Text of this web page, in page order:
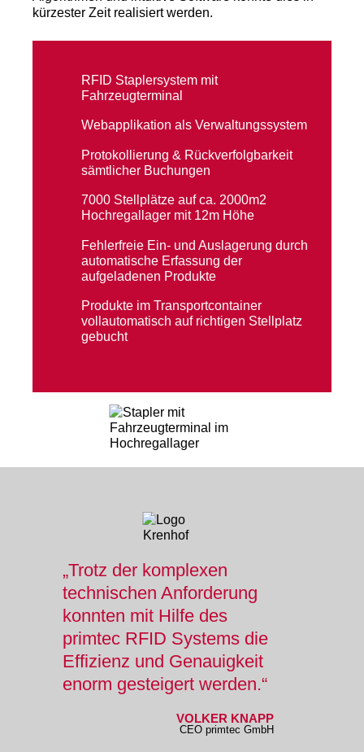
kürzester Zeit realisiert werden.
RFID Staplersystem mit
Fahrzeugterminal
Webapplikation als Verwaltungssystem
Protokollierung & Rückverfolgbarkeit
sämtlicher Buchungen
7000 Stellplätze auf ca. 2000m2
Hochregallager mit 12m Höhe
Fehlerfreie Ein- und Auslagerung durch
automatische Erfassung der
aufgeladenen Produkte
Produkte im Transportcontainer
vollautomatisch auf richtigen Stellplatz
gebucht
„Trotz der komplexen
technischen Anforderung
konnten mit Hilfe des
primtec RFID Systems die
Effizienz und Genauigkeit
enorm gesteigert werden.“
VOLKER KNAPP
CEO primtec GmbH